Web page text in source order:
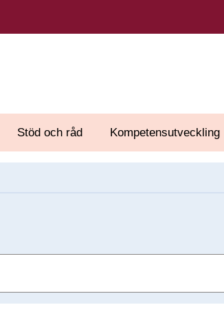
Stöd och råd Kompetensutveckling